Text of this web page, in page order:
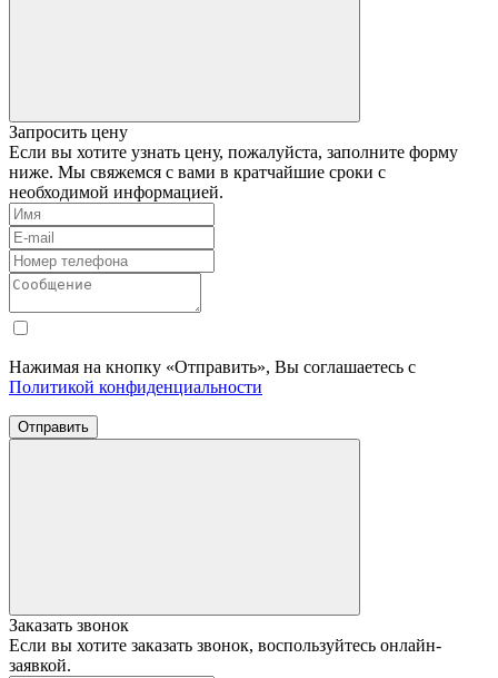
Запросить цену
Если вы хотите узнать цену, пожалуйста, заполните форму
ниже. Мы свяжемся с вами в кратчайшие сроки с
необходимой информацией.
Нажимая на кнопку «Отправить», Вы соглашаетесь с
Политикой конфиденциальности
Отправить
Заказать звонок
Если вы хотите заказать звонок, воспользуйтесь онлайн-
заявкой.